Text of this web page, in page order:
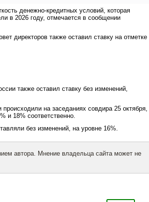
денежно-кредитных условий, которая
в 2026 году, отмечается в сообщении
директоров также оставил ставку на отметке
также оставил ставку без изменений,
на заседаниях совдира 25 октября,
и 18% соответственно.
без изменений, на уровне 16%.
автора. Мнение владельца сайта может не